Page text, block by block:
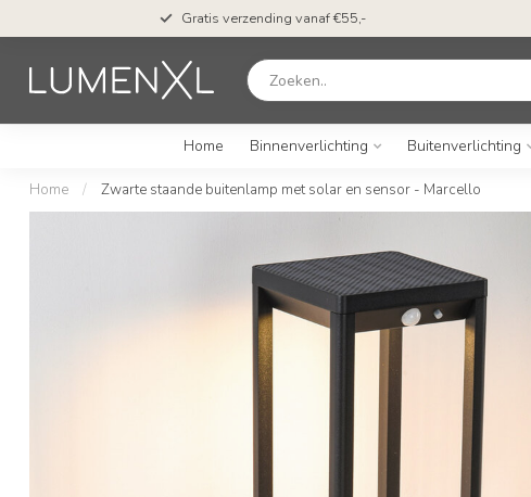
Gratis verzending vanaf €55,-
Home Binnenverlichting Buitenverlichting
Home / Zwarte staande buitenlamp met solar en sensor - Marcello